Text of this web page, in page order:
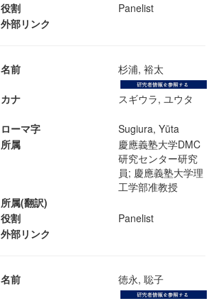
役割
Panelist
外部リンク
名前 杉浦, 裕太
カナ スギウラ, ユウタ
ローマ字
Sugiura, Yūta
所属
慶應義塾大学DMC
研究センター研究
員; 慶應義塾大学理
工学部准教授
所属(翻訳)
役割
Panelist
外部リンク
名前 徳永, 聡子